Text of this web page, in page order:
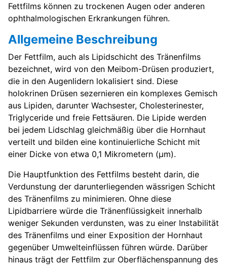
Fettfilms können zu trockenen Augen oder anderen
ophthalmologischen Erkrankungen führen.
Allgemeine Beschreibung
Der Fettfilm, auch als Lipidschicht des Tränenfilms
bezeichnet, wird von den Meibom-Drüsen produziert,
die in den Augenlidern lokalisiert sind. Diese
holokrinen Drüsen sezernieren ein komplexes Gemisch
aus Lipiden, darunter Wachsester, Cholesterinester,
Triglyceride und freie Fettsäuren. Die Lipide werden
bei jedem Lidschlag gleichmäßig über die Hornhaut
verteilt und bilden eine kontinuierliche Schicht mit
einer Dicke von etwa 0,1 Mikrometern (µm).
Die Hauptfunktion des Fettfilms besteht darin, die
Verdunstung der darunterliegenden wässrigen Schicht
des Tränenfilms zu minimieren. Ohne diese
Lipidbarriere würde die Tränenflüssigkeit innerhalb
weniger Sekunden verdunsten, was zu einer Instabilität
des Tränenfilms und einer Exposition der Hornhaut
gegenüber Umwelteinflüssen führen würde. Darüber
hinaus trägt der Fettfilm zur Oberflächenspannung des